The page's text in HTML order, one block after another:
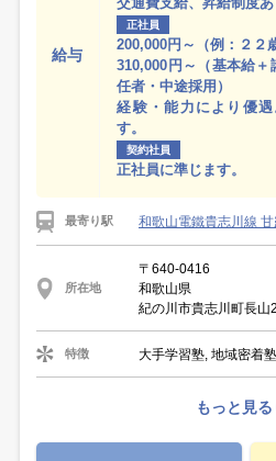
給与
正社員
200,000円～（例：２２
310,000円～（基本給
任者・中途採用）
経験・能力により優
す。
契約社員
正社員に準じます。
最寄り駅 和歌山電鐵貴志川線
所在地
〒640-0416
和歌山県
紀の川市貴志川町長山
特徴 大手学習塾, 地域密着
もっと見る